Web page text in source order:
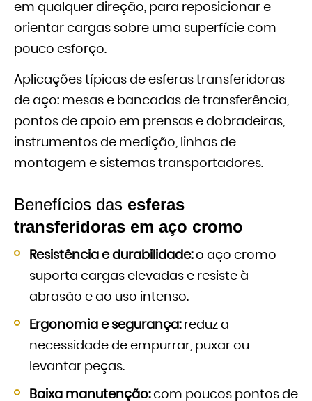
em qualquer direção, para reposicionar e
orientar cargas sobre uma superfície com
pouco esforço.
Aplicações típicas de esferas transferidoras
de aço: mesas e bancadas de transferência,
pontos de apoio em prensas e dobradeiras,
instrumentos de medição, linhas de
montagem e sistemas transportadores.
Benefícios das esferas
transferidoras em aço cromo
Resistência e durabilidade:o aço cromo
suporta cargas elevadas e resiste à
abrasão e ao uso intenso.
Ergonomia e segurança:reduz a
necessidade de empurrar, puxar ou
levantar peças.
Baixa manutenção:com poucos pontos de